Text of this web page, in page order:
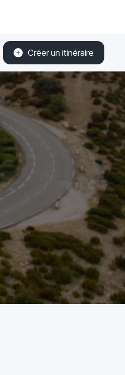
Créer un itinéraire